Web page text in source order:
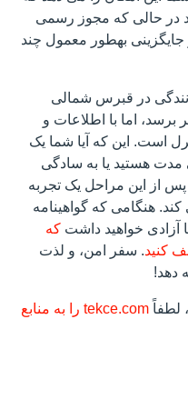
در حالی که مجوز رسمی
بهطور معمول چند
در قبرس شمالی
برسد، اما با اطلاعات و
است. این که آیا شما یک
مدت هستید یا به سادگی
از این مراحل یک تجربه
هنگامی که گواهینامه
آزادی خواهید داشت که
کنید. سفر امن، و لذت
دهد!
لطفاً
tekce.com را به منابع